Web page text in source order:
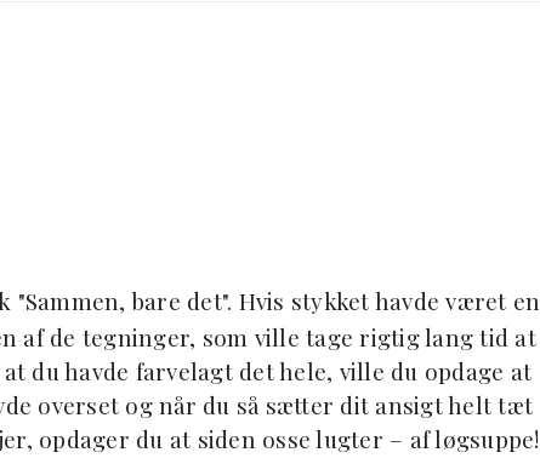
"Sammen, bare det". Hvis stykket havde været en
af de tegninger, som ville tage rigtig lang tid at
du havde farvelagt det hele, ville du opdage at
overset og når du så sætter dit ansigt helt tæt
opdager du at siden osse lugter – af løgsuppe!